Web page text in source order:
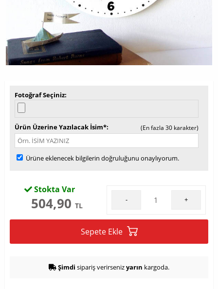
Fotoğraf Seçiniz
Ürün Üzerine Yazılacak İsim* (En fazla 30 karakter)
Ürüne eklenecek bilgilerin doğruluğunu onaylıyorum.
Stokta Var
504,90 TL
- +
Sepete Ekle
Şimdi sipariş verirsenizyarın kargoda.